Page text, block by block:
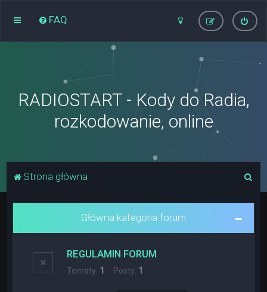
FAQ
RADIOSTART - Kody do Radia,
rozkodowanie, online
Strona główna
Główna kategoria forum
REGULAMIN FORUM
Tematy: 1 Posty: 1